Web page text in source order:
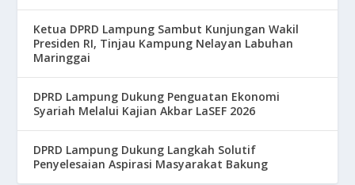
Ketua DPRD Lampung Sambut Kunjungan Wakil
Presiden RI, Tinjau Kampung Nelayan Labuhan
Maringgai
DPRD Lampung Dukung Penguatan Ekonomi
Syariah Melalui Kajian Akbar LaSEF 2026
DPRD Lampung Dukung Langkah Solutif
Penyelesaian Aspirasi Masyarakat Bakung